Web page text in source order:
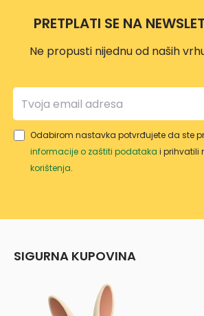
PRETPLATI SE NA
Ne propusti nijednu od naših
Odabirom nastavka potvrđujete da ste
informacije o zaštiti podataka i prihvatili
korištenja.
SIGURNA KUPOVINA